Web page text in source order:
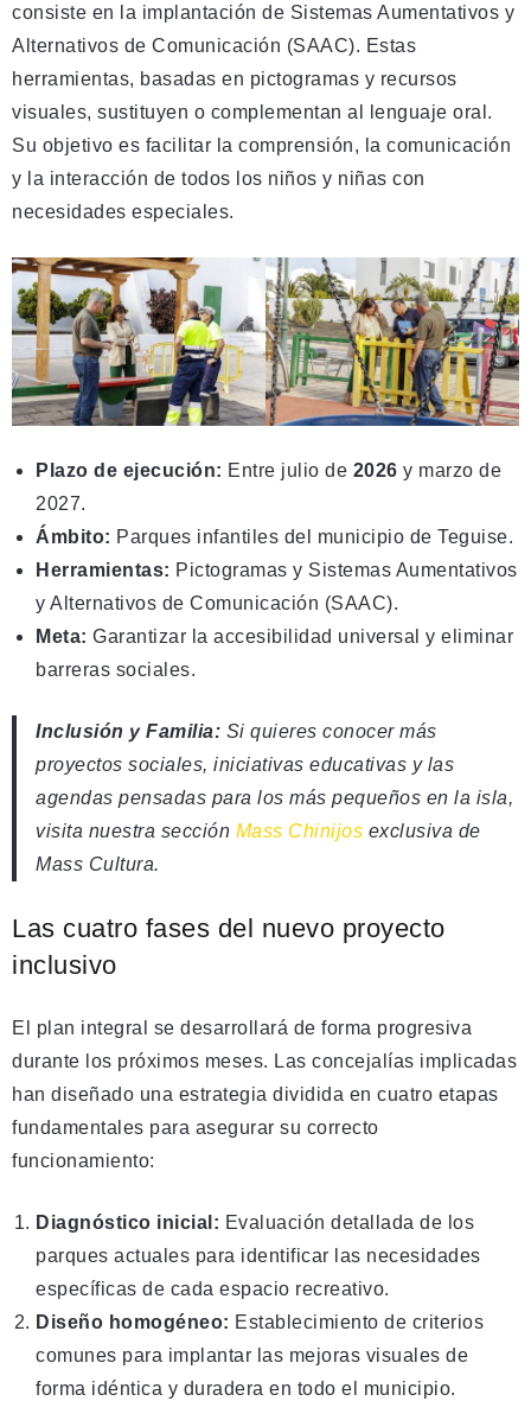
consiste en la implantación de Sistemas Aumentativos y
Alternativos de Comunicación (SAAC). Estas
herramientas, basadas en pictogramas y recursos
visuales, sustituyen o complementan al lenguaje oral.
Su objetivo es facilitar la comprensión, la comunicación
y la interacción de todos los niños y niñas con
necesidades especiales.
Plazo de ejecución: Entre julio de 2026 y marzo de
2027.
Ámbito: Parques infantiles del municipio de Teguise.
Herramientas: Pictogramas y Sistemas Aumentativos
y Alternativos de Comunicación (SAAC).
Meta: Garantizar la accesibilidad universal y eliminar
barreras sociales.
Inclusión y Familia: Si quieres conocer más
proyectos sociales, iniciativas educativas y las
agendas pensadas para los más pequeños en la isla,
visita nuestra sección Mass Chinijos exclusiva de
Mass Cultura.
Las cuatro fases del nuevo proyecto
inclusivo
El plan integral se desarrollará de forma progresiva
durante los próximos meses. Las concejalías implicadas
han diseñado una estrategia dividida en cuatro etapas
fundamentales para asegurar su correcto
funcionamiento:
Diagnóstico inicial: Evaluación detallada de los
parques actuales para identificar las necesidades
específicas de cada espacio recreativo.
Diseño homogéneo: Establecimiento de criterios
comunes para implantar las mejoras visuales de
forma idéntica y duradera en todo el municipio.